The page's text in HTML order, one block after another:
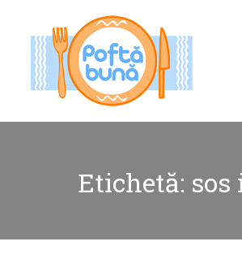
Etichetă: sos